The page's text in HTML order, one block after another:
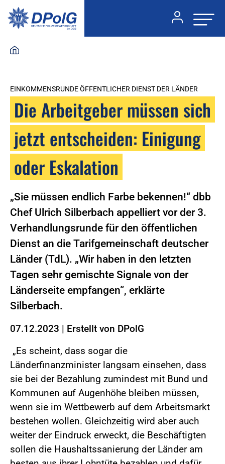
EINKOMMENSRUNDE ÖFFENTLICHER DIENST DER LÄNDER
Die Arbeitgeber müssen sich
jetzt entscheiden: Einigung
oder Eskalation
„Sie müssen endlich Farbe bekennen!“ dbb
Chef Ulrich Silberbach appelliert vor der 3.
Verhandlungsrunde für den öffentlichen
Dienst an die Tarifgemeinschaft deutscher
Länder (TdL). „Wir haben in den letzten
Tagen sehr gemischte Signale von der
Länderseite empfangen“, erklärte
Silberbach.
07.12.2023 | Erstellt von DPolG
„Es scheint, dass sogar die
Länderfinanzminister langsam einsehen, dass
sie bei der Bezahlung zumindest mit Bund und
Kommunen auf Augenhöhe bleiben müssen,
wenn sie im Wettbewerb auf dem Arbeitsmarkt
bestehen wollen. Gleichzeitig wird aber auch
weiter der Eindruck erweckt, die Beschäftigten
sollen die Haushaltssanierung der Länder am